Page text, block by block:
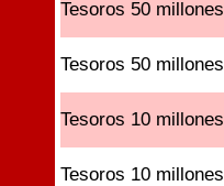
Tesoros 50 millones
Tesoros 50 millones
Tesoros 10 millones
Tesoros 10 millones